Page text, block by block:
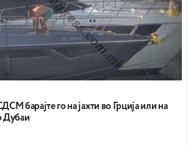
барајте го на јахти во Грција или на
Дубаи